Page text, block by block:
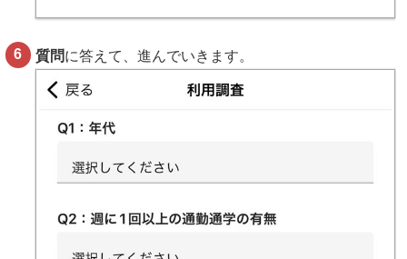
質問に答えて、進んでいきます。